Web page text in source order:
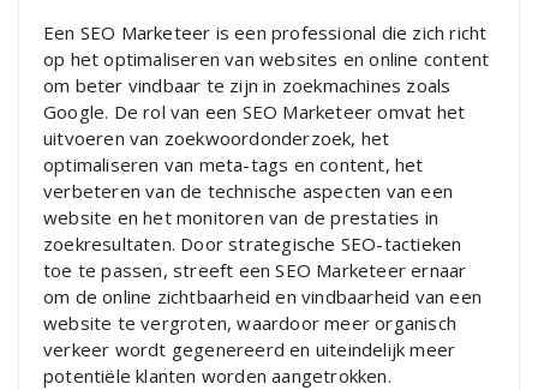
Een SEO Marketeer is een professional die zich richt
op het optimaliseren van websites en online content
om beter vindbaar te zijn in zoekmachines zoals
Google. De rol van een SEO Marketeer omvat het
uitvoeren van zoekwoordonderzoek, het
optimaliseren van meta-tags en content, het
verbeteren van de technische aspecten van een
website en het monitoren van de prestaties in
zoekresultaten. Door strategische SEO-tactieken
toe te passen, streeft een SEO Marketeer ernaar
om de online zichtbaarheid en vindbaarheid van een
website te vergroten, waardoor meer organisch
verkeer wordt gegenereerd en uiteindelijk meer
potentiële klanten worden aangetrokken.